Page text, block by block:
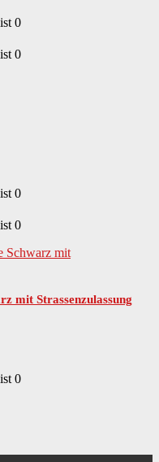
0
0
0
0
mit Strassenzulassung
0